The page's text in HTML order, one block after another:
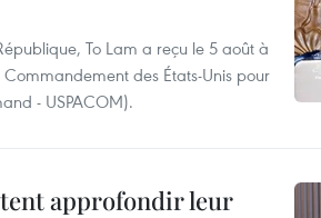
To Lam a reçu le 5 août à
des États-Unis pour
- USPACOM).
approfondir leur